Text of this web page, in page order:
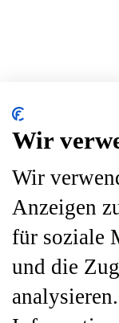
Wir
Wir
Anzeigen
für soziale
und die